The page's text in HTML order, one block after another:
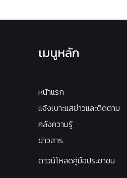
เมนูหลัก
หน้าแรก
แจ้งเบาะแสข่าวและติดตาม
คลังความรู้
ข่าวสาร
ดาวน์โหลดคู่มือประชาชน